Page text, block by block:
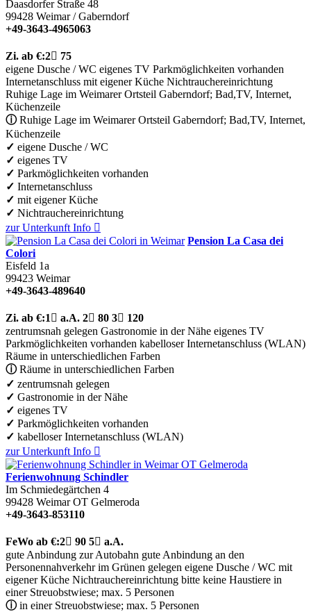
Daasdorfer Straße 48
99428 Weimar / Gaberndorf
+49-3643-4965063
Zi. ab €:2 75
eigene Dusche / WC eigenes TV Parkmöglichkeiten vorhanden
Internetanschluss mit eigener Küche Nichtrauchereinrichtung
Ruhige Lage im Weimarer Ortsteil Gaberndorf; Bad,TV, Internet,
Küchenzeile
ⓘRuhige Lage im Weimarer Ortsteil Gaberndorf; Bad,TV, Internet,
Küchenzeile
✓ eigene Dusche / WC
✓ eigenes TV
✓ Parkmöglichkeiten vorhanden
✓ Internetanschluss
✓ mit eigener Küche
✓ Nichtrauchereinrichtung
zur Unterkunft Info 
Pension La Casa dei
Colori
Eisfeld 1a
99423 Weimar
+49-3643-489640
Zi. ab €:1  a.A. 2 80 3 120
zentrumsnah gelegen Gastronomie in der Nähe eigenes TV
Parkmöglichkeiten vorhanden kabelloser Internetanschluss (WLAN)
Räume in unterschiedlichen Farben
ⓘRäume in unterschiedlichen Farben
✓ zentrumsnah gelegen
✓ Gastronomie in der Nähe
✓ eigenes TV
✓ Parkmöglichkeiten vorhanden
✓ kabelloser Internetanschluss (WLAN)
zur Unterkunft Info 
Ferienwohnung Schindler
Im Schmiedegärtchen 4
99428 Weimar OT Gelmeroda
+49-3643-853110
FeWo ab €:2 90 5 a.A.
gute Anbindung zur Autobahn gute Anbindung an den
Personennahverkehr im Grünen gelegen eigene Dusche / WC mit
eigener Küche Nichtrauchereinrichtung bitte keine Haustiere in
einer Streuobstwiese; max. 5 Personen
ⓘin einer Streuobstwiese; max. 5 Personen